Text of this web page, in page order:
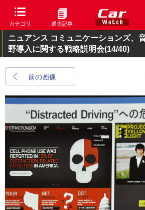
カテゴリ 過去記事
ニュアンス コミュニケーションズ、
野導入に関する戦略説明会(14/40)
前の画像